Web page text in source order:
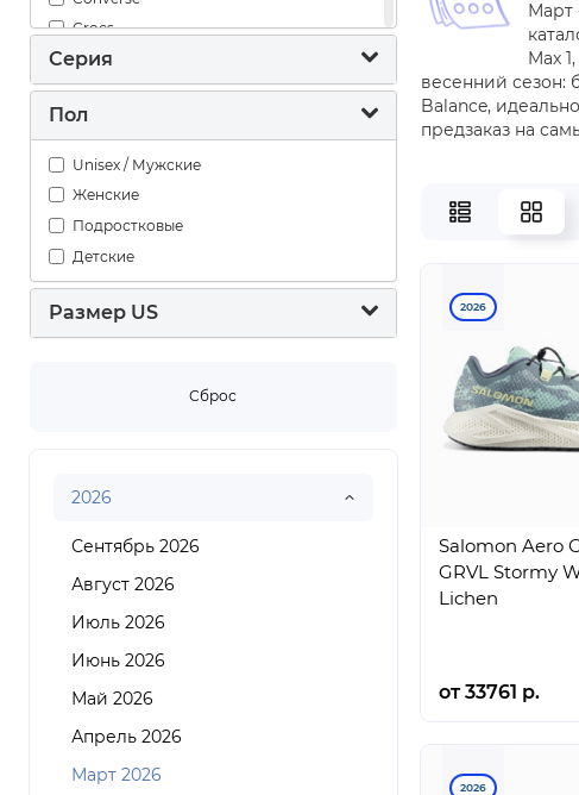
Crocs
Hoka One One
Jordan
Maison Mihara Yasuhiro
Rigorer
Salomon
Серия
Пол
Unisex / Мужские
Женские
Подростковые
Детские
Размер US
Сброс
2026
Сентябрь 2026
Август 2026
Июль 2026
Июнь 2026
Май 2026
Апрель 2026
Март 2026
Март
Max
весенний сезон:
Balance,
предзаказ на
2026
Salomon Aero
GRVL Stormy
Lichen
от 33761 р.
2026